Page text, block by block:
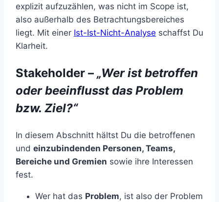
explizit aufzuzählen, was nicht im Scope ist,
also außerhalb des Betrachtungsbereiches
liegt. Mit einer Ist-Ist-Nicht-Analyse schaffst Du
Klarheit.
Stakeholder – „Wer ist betroffen
oder beeinflusst das Problem
bzw. Ziel?“
In diesem Abschnitt hältst Du die betroffenen
und einzubindenden Personen, Teams,
Bereiche und Gremien sowie ihre Interessen
fest.
Wer hat das Problem, ist also der Problem